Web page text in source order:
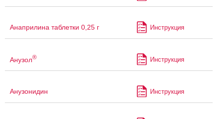
Анаприлина таблетки 0,25 г Инструкция
Анузол® Инструкция
Анузонидин Инструкция